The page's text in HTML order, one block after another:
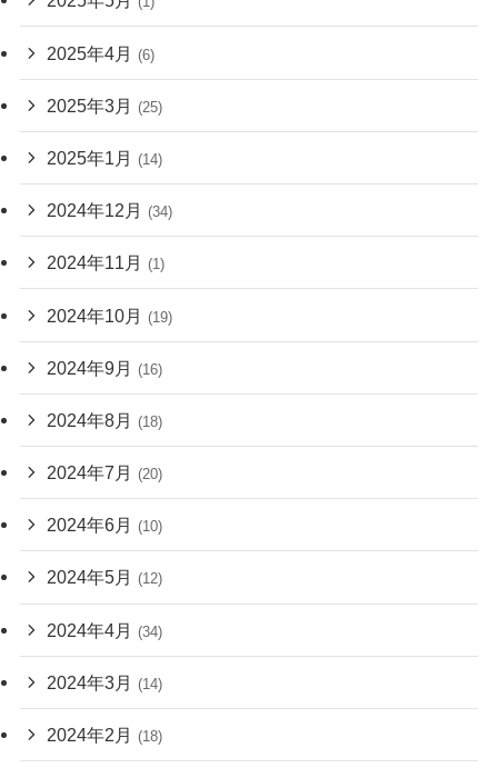
2025年4月 (6)
2025年3月 (25)
2025年1月 (14)
2024年12月 (34)
2024年11月 (1)
2024年10月 (19)
2024年9月 (16)
2024年8月 (18)
2024年7月 (20)
2024年6月 (10)
2024年5月 (12)
2024年4月 (34)
2024年3月 (14)
2024年2月 (18)